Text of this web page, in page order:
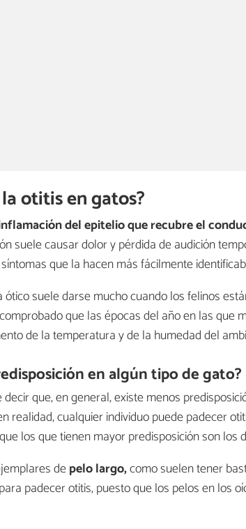
otitis en gatos?
del epitelio que recubre el
suele causar dolor y pérdida de audición
que la hacen más fácilmente
ótico suele darse mucho cuando los felinos
que las épocas del año en las que
de la temperatura y de la humedad del
en algún tipo de gato?
que, en general, existe menos
realidad, cualquier individuo puede padecer
los que tienen mayor predisposición son los
depelo largo,como suelen tener
padecer otitis, puesto que los pelos en los